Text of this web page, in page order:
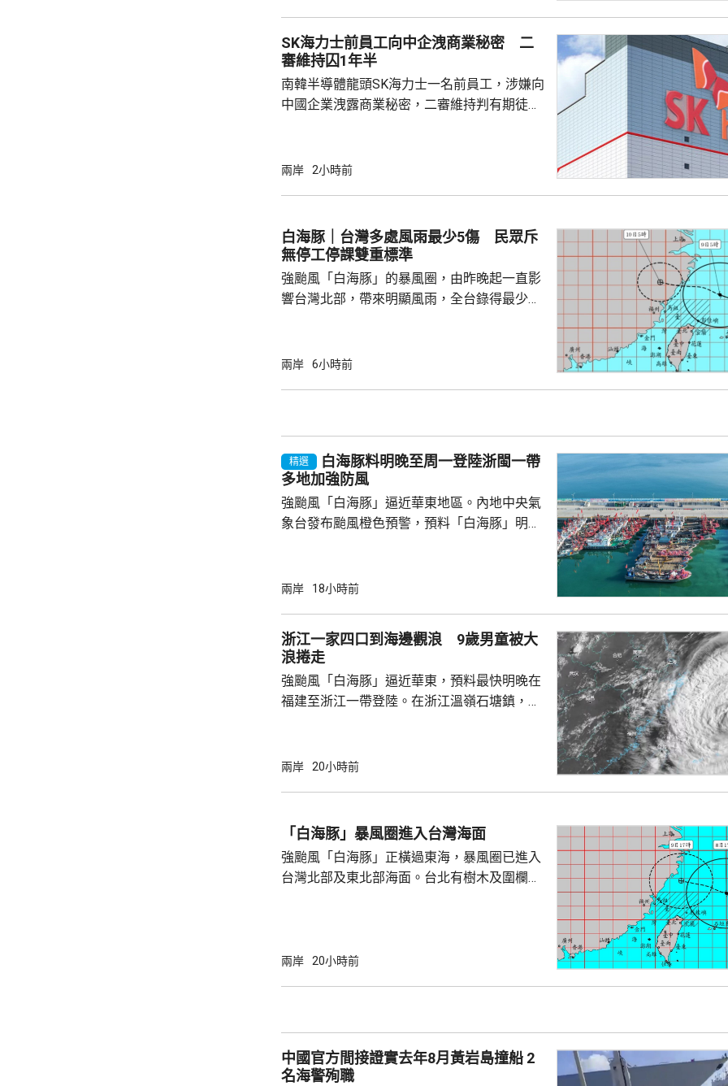
SK海力士前員工向中企洩商業秘密 二
審維持囚1年半
南韓半導體龍頭SK海力士一名前員工，涉嫌向
中國企業洩露商業秘密，二審維持判有期徒刑
打印和拍攝商業秘密資料，包括公司的圖形傳
《產業技術保護法》與背信罪。二審法院指，
被告洩露的商業秘密是公司多年投入大量資源
而取得的成果，如果從輕處罰，將...
兩岸 2小時前
白海豚｜台灣多處風雨最少5傷 民眾斥
無停工停課雙重標準
強颱風「白海豚」的暴風圈，由昨晚起一直影
響台灣北部，帶來明顯風雨，全台錄得最少
毋須發出陸上警報，但在外圍環流影響下，北
晚過後才會緩和。 目前只有連江縣和桃園市的
復興區停工停課，網上有民眾批評...
兩岸 6小時前
精選
白海豚料明晚至周一登陸浙閩一帶
多地加強防風
強颱風「白海豚」逼近華東地區。內地中央氣
象台發布颱風橙色預警，預料「白海豚」明晚
級，陣風15至17級；浙江、上海、江蘇等地，
區仍有暴雨，部分地區累計雨量可達200至
400毫米，浙江東部局部更將超過600毫米。
上海市氣象台指，「白海豚...
兩岸 18小時前
浙江一家四口到海邊觀浪 9歲男童被大
浪捲走
強颱風「白海豚」逼近華東，預料最快明晚在
福建至浙江一帶登陸。在浙江溫嶺石塘鎮，有
是一家人的兩名成人及兩名小童在海邊觀浪，
石塘鎮政府證實事件，指正搜尋失蹤男童。
兩岸 20小時前
「白海豚」暴風圈進入台灣海面
強颱風「白海豚」正橫過東海，暴風圈已進入
台灣北部及東北部海面。台北有樹木及圍欄倒
的強度將減弱，暴風圈亦有縮小趨勢，但中部
兩岸 20小時前
中國官方間接證實去年8月黃岩島撞船 2
名海警殉職